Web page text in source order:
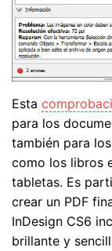
Esta
para los
también para
como los libros
tabletas. Es
crear un PDF
InDesign CS6
brillante y